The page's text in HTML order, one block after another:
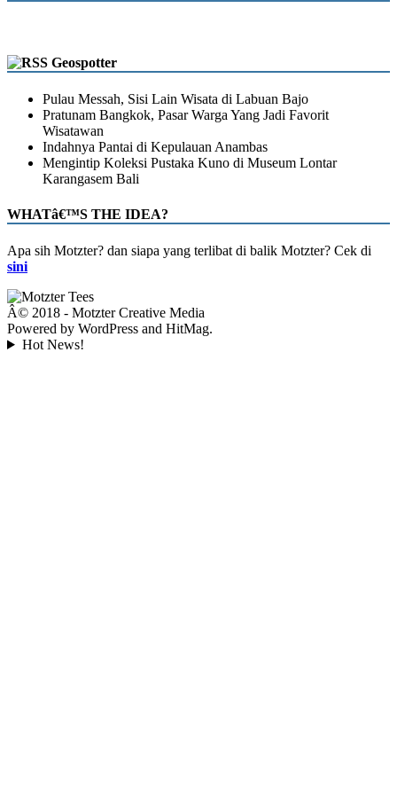
Geospotter
Pulau Messah, Sisi Lain Wisata di Labuan Bajo
Pratunam Bangkok, Pasar Warga Yang Jadi Favorit
Wisatawan
Indahnya Pantai di Kepulauan Anambas
Mengintip Koleksi Pustaka Kuno di Museum Lontar
Karangasem Bali
WHATâ€™S THE IDEA?
Apa sih Motzter? dan siapa yang terlibat di balik Motzter? Cek di
sini
Â© 2018 - Motzter Creative Media
Powered by WordPress and HitMag.
Hot News!